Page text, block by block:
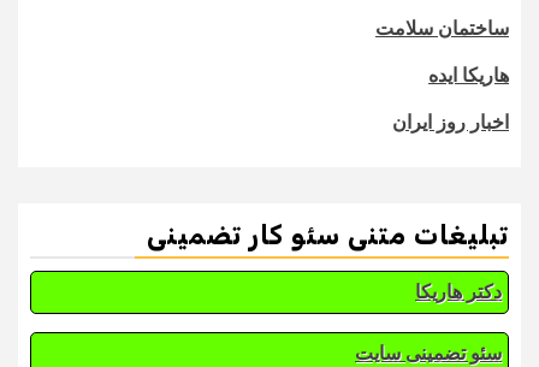
ساختمان سلامت
هاریکا ایده
اخبار روز ایران
تبلیغات متنی سئو کار تضمینی
دکتر هاریکا
سئو تضمینی سایت